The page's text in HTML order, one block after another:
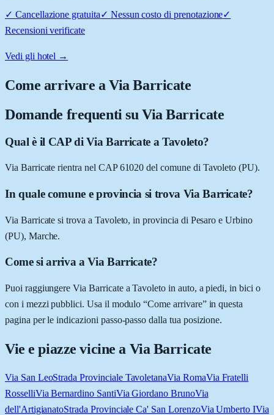
✓ Cancellazione gratuita✓ Nessun costo di prenotazione✓
Recensioni verificate
Vedi gli hotel →
Come arrivare aVia Barricate
Domande frequenti su Via Barricate
Qual è il CAP di Via Barricate a Tavoleto?
Via Barricate rientra nel CAP 61020 del comune di Tavoleto (PU).
In quale comune e provincia si trova Via Barricate?
Via Barricate si trova a Tavoleto, in provincia di Pesaro e Urbino
(PU), Marche.
Come si arriva a Via Barricate?
Puoi raggiungere Via Barricate a Tavoleto in auto, a piedi, in bici o
con i mezzi pubblici. Usa il modulo “Come arrivare” in questa
pagina per le indicazioni passo-passo dalla tua posizione.
Vie e piazze vicine a Via Barricate
Via San LeoStrada Provinciale TavoletanaVia RomaVia Fratelli
RosselliVia Bernardino SantiVia Giordano BrunoVia
dell'ArtigianatoStrada Provinciale Ca' San LorenzoVia Umberto IVia